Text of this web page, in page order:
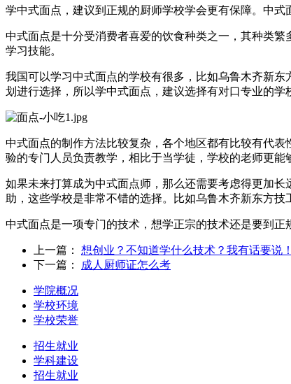
学中式面点，建议到正规的厨师学校学会更有保障。中
中式面点是十分受消费者喜爱的饮食种类之一，其种类
学习技能。
我国可以学习中式面点的学校有很多，比如乌鲁木齐新
划进行选择，所以学中式面点，建议选择有对口专业的学
中式面点的制作方法比较复杂，各个地区都有比较有代
验的专门人员负责教学，相比于当学徒，学校的老师更
如果未来打算成为中式面点师，那么还需要考虑得更加
助，这些学校是非常不错的选择。比如乌鲁木齐新东方
中式面点是一项专门的技术，想学正宗的技术还是要到
上一篇： 想创业？不知道学什么技术？我有话要说！
下一篇：
成人厨师证怎么考
学院概况
学校环境
学校荣誉
招生就业
学科建设
招生就业